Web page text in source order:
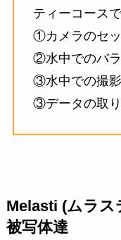
ティーコース
①カメラのセ
②水中でのバ
③水中での撮
③データの取
Melasti (ムラス
被写体達